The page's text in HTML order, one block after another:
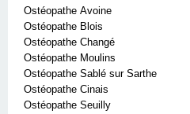
Ostéopathe Avoine
Ostéopathe Blois
Ostéopathe Changé
Ostéopathe Moulins
Ostéopathe Sablé sur Sarthe
Ostéopathe Cinais
Ostéopathe Seuilly